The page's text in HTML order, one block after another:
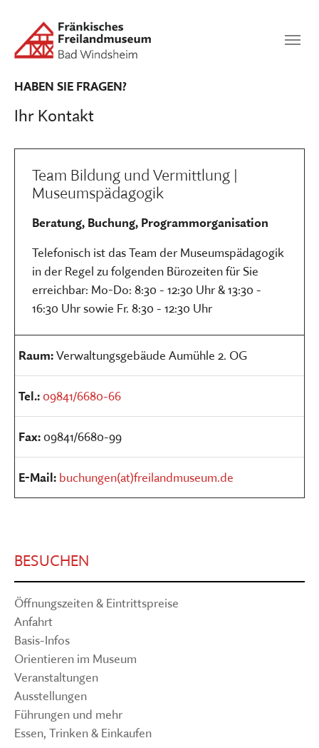
SUCHEN
Ihr Kontakt
HABEN SIE FRAGEN?
Team Bildung und Vermittlung |
Museumspädagogik
Beratung, Buchung, Programmorganisation
Telefonisch ist das Team der Museumspädagogik
in der Regel zu folgenden Bürozeiten für Sie
erreichbar: Mo-Do: 8:30 - 12:30 Uhr & 13:30 -
16:30 Uhr sowie Fr. 8:30 - 12:30 Uhr
Raum:Verwaltungsgebäude Aumühle 2. OG
Tel.:09841/6680-66
Fax:09841/6680-99
E-Mail: buchungen(at)freilandmuseum.de
BESUCHEN
Öffnungszeiten & Eintrittspreise
Anfahrt
Basis-Infos
Orientieren im Museum
Veranstaltungen
Ausstellungen
Führungen und mehr
Essen, Trinken & Einkaufen